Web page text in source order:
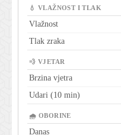
💧 VLAŽNOST I TLAK
Vlažnost
Tlak zraka
💨 VJETAR
Brzina vjetra
Udari (10 min)
🌧 OBORINE
Danas